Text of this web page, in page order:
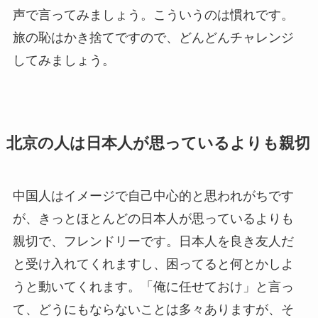
声で言ってみましょう。こういうのは慣れです。
旅の恥はかき捨てですので、どんどんチャレンジ
してみましょう。
北京の人は日本人が思っているよりも親切
中国人はイメージで自己中心的と思われがちです
が、きっとほとんどの日本人が思っているよりも
親切で、フレンドリーです。日本人を良き友人だ
と受け入れてくれますし、困ってると何とかしよ
うと動いてくれます。「俺に任せておけ」と言っ
て、どうにもならないことは多々ありますが、そ